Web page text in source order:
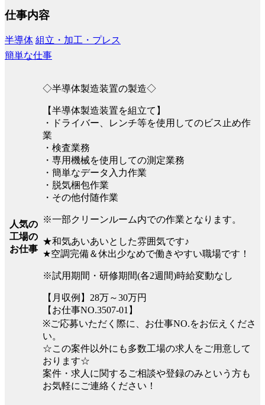
仕事内容
半導体 組立・加工・プレス
簡単な仕事
人気の
工場の
お仕事
◇半導体製造装置の製造◇
【半導体製造装置を組立て】
・ドライバー、レンチ等を使用してのビス止め作
業
・検査業務
・専用機械を使用しての測定業務
・簡単なデータ入力作業
・脱気梱包作業
・その他付随作業
※一部クリーンルーム内での作業となります。
★和気あいあいとした雰囲気です♪
★空調完備＆休出少なめで働きやすい職場です！
※試用期間・研修期間(各2週間)時給変動なし
【月収例】28万～30万円
【お仕事NO.3507-01】
※ご応募いただく際に、お仕事NO.をお伝えくださ
い。
☆この案件以外にも多数工場の求人をご用意して
おります☆
案件・求人に関するご相談や登録のみという方も
お気軽にご連絡ください！